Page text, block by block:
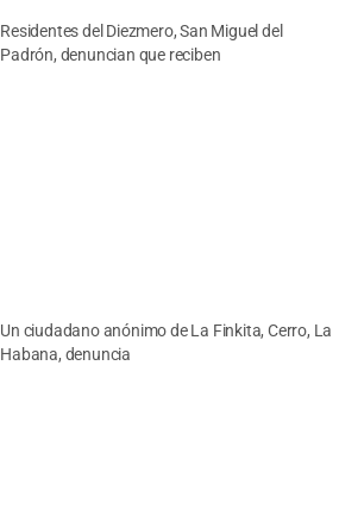
Residentes del Diezmero, San Miguel del
Padrón, denuncian que reciben
Un ciudadano anónimo de La Finkita, Cerro, La
Habana, denuncia